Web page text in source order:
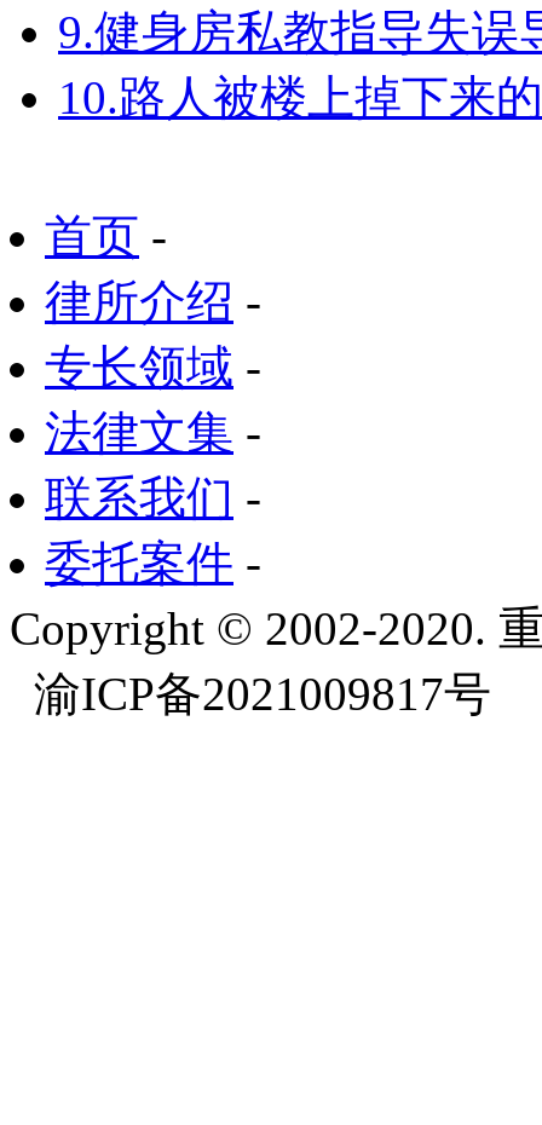
9.健身房私教指导失
10.路人被楼上掉下来
首页 -
律所介绍 -
专长领域 -
法律文集 -
联系我们 -
委托案件 -
Copyright © 2002-2020.
渝ICP备2021009817号